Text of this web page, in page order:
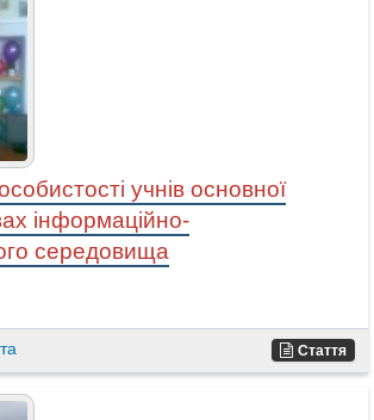
учнів основної
інформаційно-
середовища
Стаття